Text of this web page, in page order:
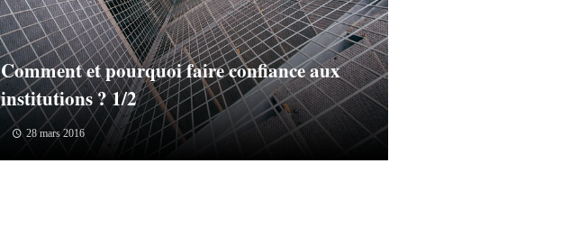
Comment et pourquoi faire confiance aux
institutions ? 1/2
28 mars 2016